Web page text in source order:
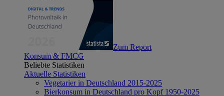
Zum Report
Konsum & FMCG
Beliebte Statistiken
Aktuelle Statistiken
Vegetarier in Deutschland 2015-2025
Bierkonsum in Deutschland pro Kopf 1950-2025